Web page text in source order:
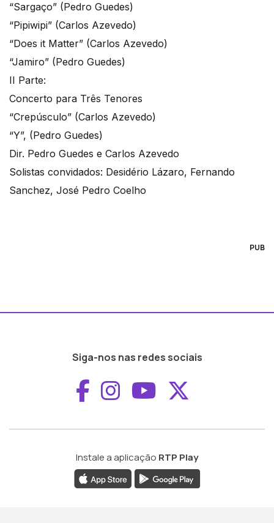
“Sargaço” (Pedro Guedes)
“Pipiwipi” (Carlos Azevedo)
“Does it Matter” (Carlos Azevedo)
“Jamiro” (Pedro Guedes)
II Parte:
Concerto para Três Tenores
“Crepúsculo” (Carlos Azevedo)
“Y”, (Pedro Guedes)
Dir. Pedro Guedes e Carlos Azevedo
Solistas convidados: Desidério Lázaro, Fernando
Sanchez, José Pedro Coelho
PUB
Siga-nos nas redes sociais
Aceder ao
Aceder ao
Aceder ao
Instale a aplicação RTP Play